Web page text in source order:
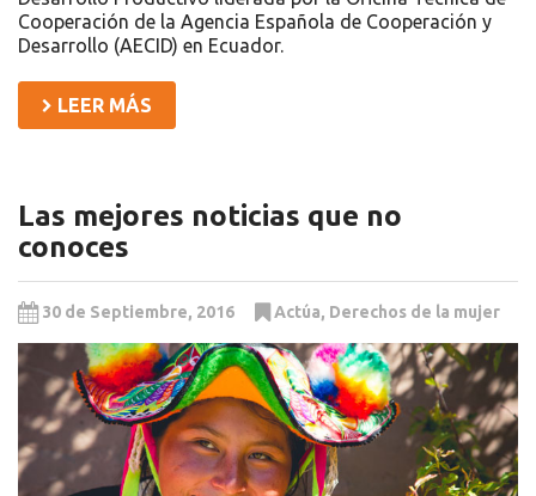
Cooperación de la Agencia Española de Cooperación y
Desarrollo (AECID) en Ecuador.
LEER MÁS
Las mejores noticias que no
conoces
30 de Septiembre, 2016 Actúa, Derechos de la mujer